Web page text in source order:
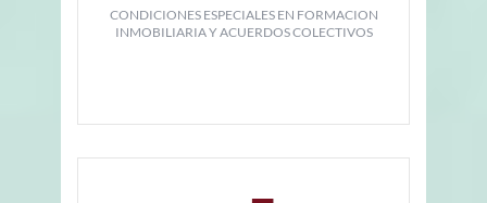
CONDICIONES ESPECIALES EN FORMACION
INMOBILIARIA Y ACUERDOS COLECTIVOS